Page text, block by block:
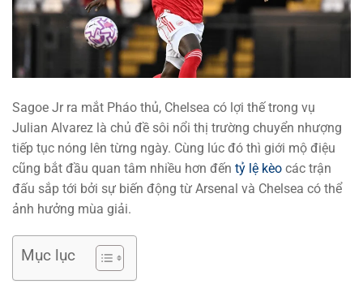
Sagoe Jr ra mắt Pháo thủ, Chelsea có lợi thế trong vụ
Julian Alvarez là chủ đề sôi nổi thị trường chuyển nhượng
tiếp tục nóng lên từng ngày. Cùng lúc đó thì giới mộ điệu
cũng bắt đầu quan tâm nhiều hơn đến tỷ lệ kèo các trận
đấu sắp tới bởi sự biến động từ Arsenal và Chelsea có thể
ảnh hưởng mùa giải.
Mục lục